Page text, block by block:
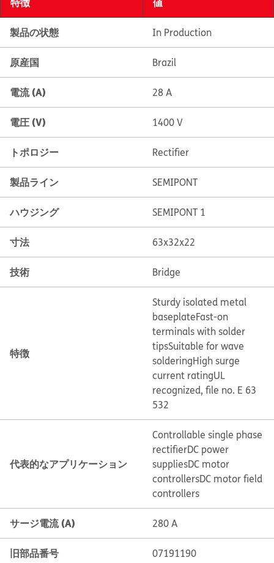
製品の状態 In Production
原産国 Brazil
電流 (A) 28 A
電圧 (V) 1400 V
トポロジー Rectifier
製品ライン SEMIPONT
ハウジング SEMIPONT 1
寸法 63x32x22
技術 Bridge
特徴
Sturdy isolated metal
baseplateFast-on
terminals with solder
tipsSuitable for wave
solderingHigh surge
current ratingUL
recognized, file no. E 63
532
代表的なアプリケーション
Controllable single phase
rectifierDC power
suppliesDC motor
controllersDC motor field
controllers
サージ電流 (A) 280 A
旧部品番号 07191190